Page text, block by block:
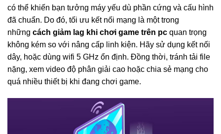
có thể khiến bạn tưởng máy yếu dù phần cứng và cấu hình
đã chuẩn. Do đó, tối ưu kết nối mạng là một trong
những cách giảm lag khi chơi game trên pc quan trọng
không kém so với nâng cấp linh kiện. Hãy sử dụng kết nối
dây, hoặc dùng wifi 5 GHz ổn định. Đồng thời, tránh tải file
nặng, xem video độ phân giải cao hoặc chia sẻ mạng cho
quá nhiều thiết bị khi đang chơi game.